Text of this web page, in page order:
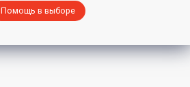
Помощь в выборе